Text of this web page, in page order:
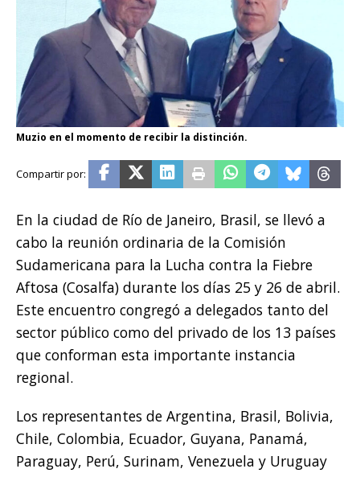
Muzio en el momento de recibir la distinción.
En la ciudad de Río de Janeiro, Brasil, se llevó a
cabo la reunión ordinaria de la Comisión
Sudamericana para la Lucha contra la Fiebre
Aftosa (Cosalfa) durante los días 25 y 26 de abril.
Este encuentro congregó a delegados tanto del
sector público como del privado de los 13 países
que conforman esta importante instancia
regional.
Los representantes de Argentina, Brasil, Bolivia,
Chile, Colombia, Ecuador, Guyana, Panamá,
Paraguay, Perú, Surinam, Venezuela y Uruguay